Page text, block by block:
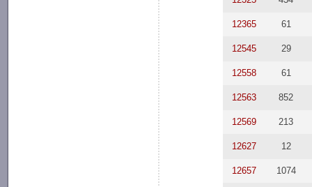
12365 61
12545 29
12558 61
12563 852
12569 213
12627 12
12657 1074